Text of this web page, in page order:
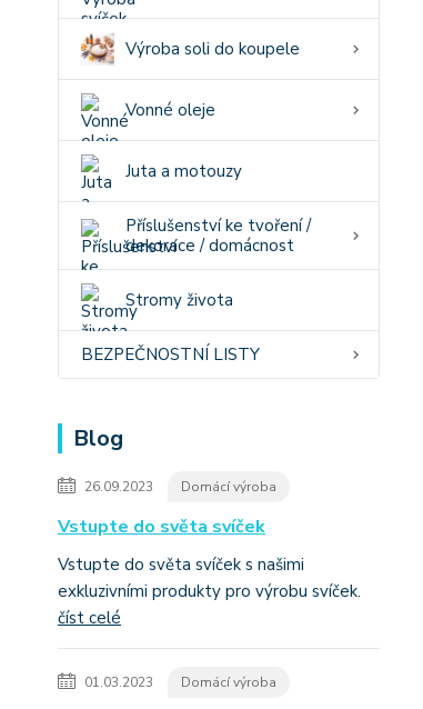
Výroba soli do koupele
Vonné oleje
Juta a motouzy
Příslušenství ke tvoření /
dekorace / domácnost
Stromy života
BEZPEČNOSTNÍ LISTY
Blog
26.09.2023 Domácí výroba
Vstupte do světa svíček
Vstupte do světa svíček s našimi
exkluzivními produkty pro výrobu svíček.
číst celé
01.03.2023 Domácí výroba